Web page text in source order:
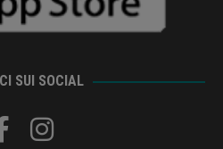
SUI SOCIAL